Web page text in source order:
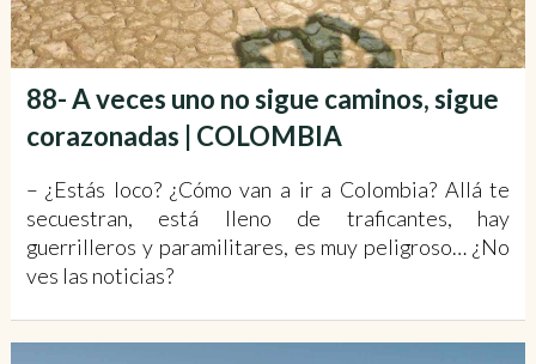
88- A veces uno no sigue caminos, sigue
corazonadas | COLOMBIA
– ¿Estás loco? ¿Cómo van a ir a Colombia? Allá te
secuestran, está lleno de traficantes, hay
guerrilleros y paramilitares, es muy peligroso… ¿No
ves las noticias?